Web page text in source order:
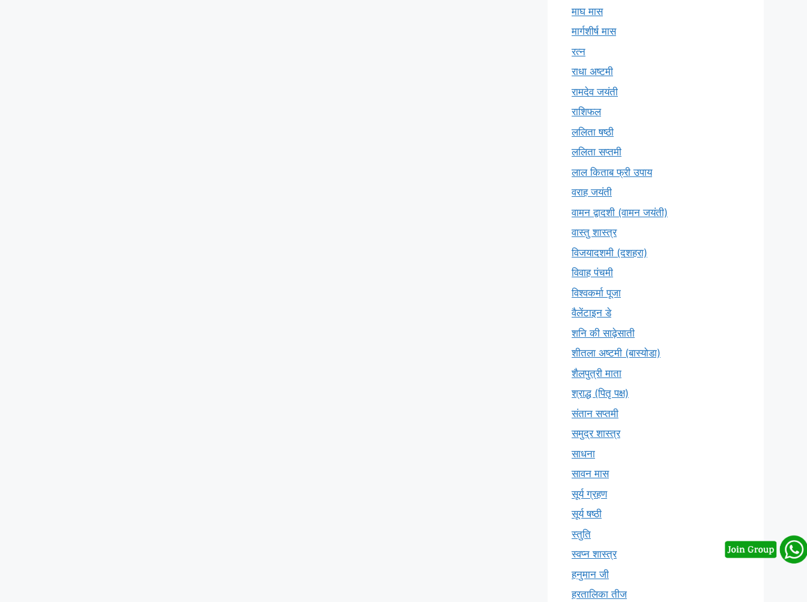
माघ मास
मार्गशीर्ष मास
रत्न
राधा अष्टमी
रामदेव जयंती
राशिफल
ललिता षष्ठी
ललिता सप्तमी
लाल किताब फ्री उपाय
वराह जयंती
वामन द्वादशी (वामन जयंती)
वास्तु शास्त्र
विजयादशमी (दशहरा)
विवाह पंचमी
विश्वकर्मा पूजा
वैलेंटाइन डे
शनि की साढ़ेसाती
शीतला अष्टमी (बास्योडा)
शैलपुत्री माता
श्राद्ध (पितृ पक्ष)
संतान सप्तमी
समुद्र शास्त्र
साधना
सावन मास
सूर्य ग्रहण
सूर्य षष्ठी
स्तुति
स्वप्न शास्त्र
हनुमान जी
हरतालिका तीज